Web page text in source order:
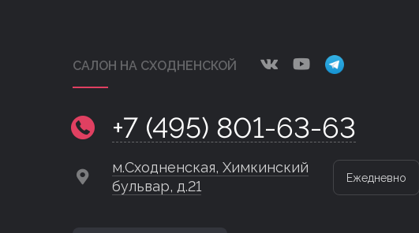
САЛОН НА СХОДНЕНСКОЙ
+7 (495) 801-63-63
м.Сходненская, Химкинский
бульвар, д.21
Ежедневно